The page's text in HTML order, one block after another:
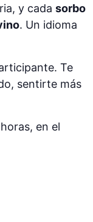
y cada sorbo
. Un idioma
Te
sentirte más
en el